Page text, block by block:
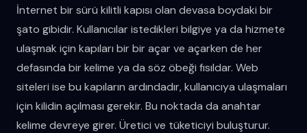
İnternet bir sürü kilitli kapısı olan devasa boydaki bir
şato gibidir. Kullanıcılar istedikleri bilgiye ya da hizmete
ulaşmak için kapıları bir bir açar ve açarken de her
defasında bir kelime ya da söz öbeği fısıldar. Web
siteleri ise bu kapıların ardındadır, kullanıcıya ulaşmaları
için kilidin açılması gerekir. Bu noktada da anahtar
kelime devreye girer. Üretici ve tüketiciyi buluşturur.